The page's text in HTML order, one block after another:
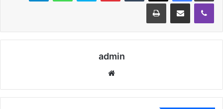
ڤايبر مشاركة عبر البريد طباعة
admin